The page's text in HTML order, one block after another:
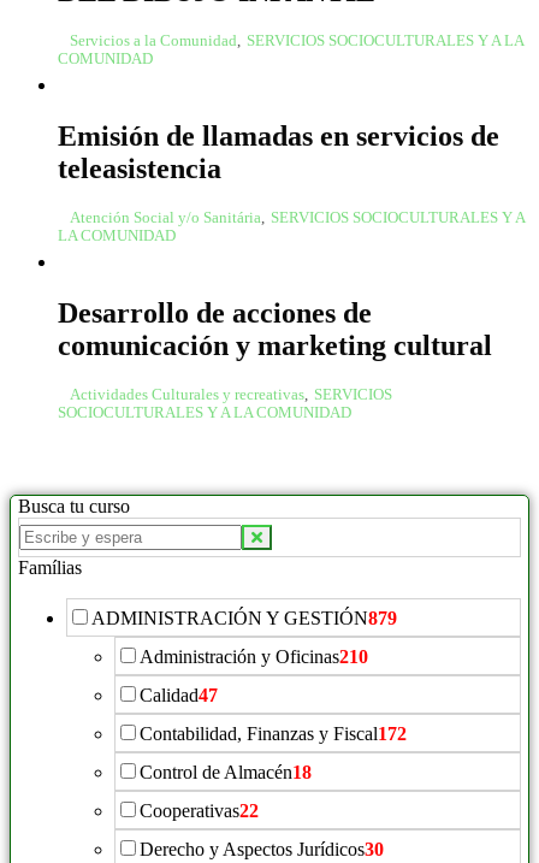
Servicios a la Comunidad, SERVICIOS SOCIOCULTURALES Y A LA
COMUNIDAD
Emisión de llamadas en servicios de
teleasistencia
Atención Social y/o Sanitária, SERVICIOS SOCIOCULTURALES Y A
LA COMUNIDAD
Desarrollo de acciones de
comunicación y marketing cultural
Actividades Culturales y recreativas
SERVICIOS
SOCIOCULTURALES Y A LA COMUNIDAD
Busca tu curso
Famílias
ADMINISTRACIÓN Y GESTIÓN879
Administración y Oficinas210
Calidad47
Contabilidad, Finanzas y Fiscal172
Control de Almacén18
Cooperativas22
Derecho y Aspectos Jurídicos30